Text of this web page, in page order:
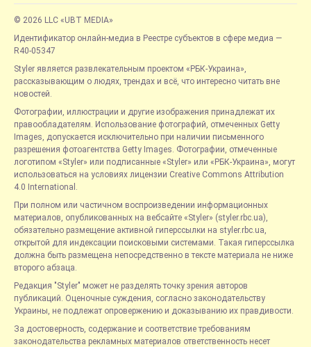
© 2026 LLC «UBT MEDIA»
Идентификатор онлайн-медиа в Реестре субъектов в сфере медиа —
R40-05347
Styler является развлекательным проектом «РБК-Украина»,
рассказывающим о людях, трендах и всё, что интересно читать вне
новостей.
Фотографии, иллюстрации и другие изображения принадлежат их
правообладателям. Использование фотографий, отмеченных Getty
Images, допускается исключительно при наличии письменного
разрешения фотоагентства Getty Images. Фотографии, отмеченные
логотипом «Styler» или подписанные «Styler» или «РБК-Украина», могут
использоваться на условиях лицензии Creative Commons Attribution
4.0 International.
При полном или частичном воспроизведении информационных
материалов, опубликованных на вебсайте «Styler» (styler.rbc.ua),
обязательно размещение активной гиперссылки на styler.rbc.ua,
открытой для индексации поисковыми системами. Такая гиперссылка
должна быть размещена непосредственно в тексте материала не ниже
второго абзаца.
Редакция "Styler" может не разделять точку зрения авторов
публикаций. Оценочные суждения, согласно законодательству
Украины, не подлежат опровержению и доказыванию их правдивости.
За достоверность, содержание и соответствие требованиям
законодательства рекламных материалов ответственность несет